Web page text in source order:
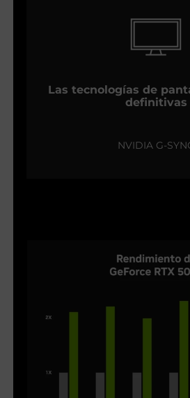
Las tecnologías de
definitivas
NVIDIA G-